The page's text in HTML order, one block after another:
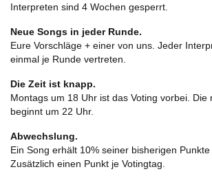
Interpreten sind 4 Wochen gesperrt.
Neue Songs in jeder Runde.
Eure Vorschläge + einer von uns. Jeder
einmal je Runde vertreten.
Die Zeit ist knapp.
Montags um 18 Uhr ist das Voting vorbei. Die
beginnt um 22 Uhr.
Abwechslung.
Ein Song erhält 10% seiner bisherigen
Zusätzlich einen Punkt je Votingtag.